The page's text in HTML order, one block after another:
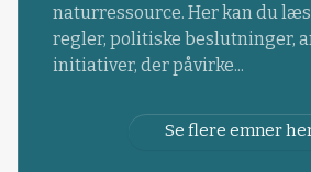
naturressource. Her kan du
regler, politiske beslutninger,
initiativer, der påvirke...
Se flere emner